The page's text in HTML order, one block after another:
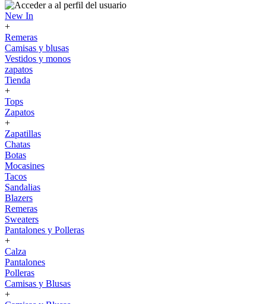
New In
+
Remeras
Camisas y blusas
Vestidos y monos
zapatos
Tienda
+
Tops
Zapatos
+
Zapatillas
Chatas
Botas
Mocasines
Tacos
Sandalias
Blazers
Remeras
Sweaters
Pantalones y Polleras
+
Calza
Pantalones
Polleras
Camisas y Blusas
+